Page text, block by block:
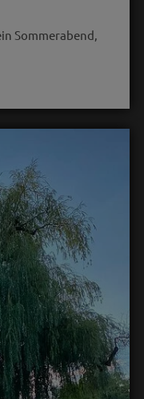
Sommerabend,